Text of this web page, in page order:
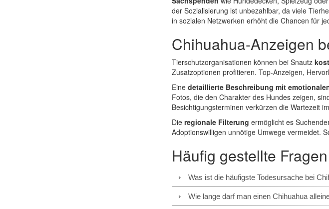
der Sozialisierung ist unbezahlbar, da viele
in sozialen Netzwerken erhöht die Chancen für
Chihuahua-Anzeigen
Tierschutzorganisationen können bei Snautz
Zusatzoptionen profitieren. Top-Anzeigen,
Eine detaillierte Beschreibung mit
Fotos, die den Charakter des Hundes zeigen,
Besichtigungsterminen verkürzen die Wartezeit
Die regionale Filterung ermöglicht es
Adoptionswilligen unnötige Umwege vermeidet.
Häufig gestellte Fragen
Was ist die häufigste Todesursache bei
Wie lange darf man einen Chihuahua